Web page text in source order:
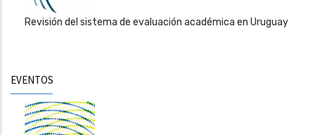
Revisión del sistema de evaluación académica en Uruguay
EVENTOS